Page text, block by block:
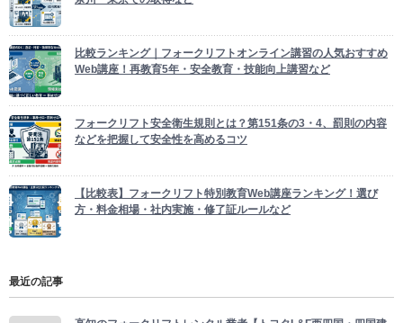
比較ランキング｜フォークリフトオンライン講習の人気おすすめ
Web講座！再教育5年・安全教育・技能向上講習など
フォークリフト安全衛生規則とは？第151条の3・4、罰則の内容
などを把握して安全性を高めるコツ
【比較表】フォークリフト特別教育Web講座ランキング！選び
方・料金相場・社内実施・修了証ルールなど
最近の記事